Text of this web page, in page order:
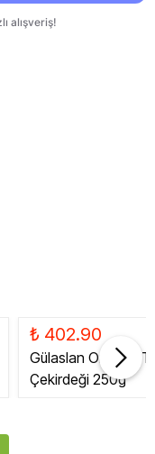
₺ 402.90
Gülaslan Organik
Çekirdeği 250g